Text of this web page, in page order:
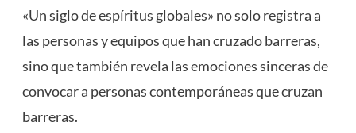
«Un siglo de espíritus globales» no solo registra a
las personas y equipos que han cruzado barreras,
sino que también revela las emociones sinceras de
convocar a personas contemporáneas que cruzan
barreras.